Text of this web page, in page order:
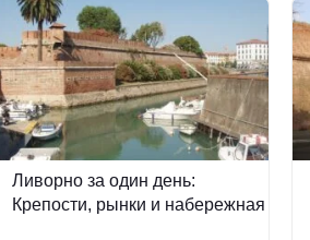
Ливорно за один день:
Крепости, рынки и набережная